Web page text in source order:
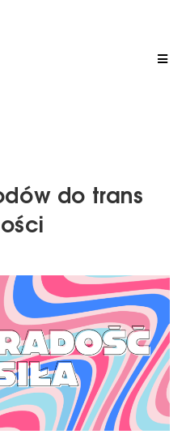
do trans